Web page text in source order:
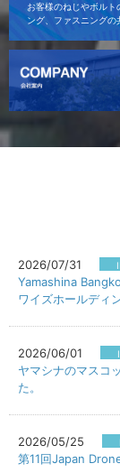
お客様のねじやボルト
ング、ファスニングの
2026/07/31
Yamashina
ワイズホールディ
2026/06/01
ヤマシナのマスコ
た。
2026/05/25
第11回Japan